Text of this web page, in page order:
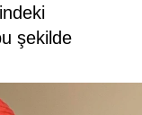
şekilde